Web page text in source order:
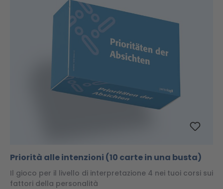
Priorità alle intenzioni (10 carte in una busta)
Il gioco per il livello di interpretazione 4 nei tuoi corsi sui
fattori della personalità